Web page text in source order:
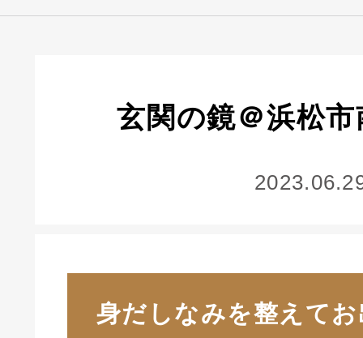
玄関の鏡＠浜松
身だしなみを整えて